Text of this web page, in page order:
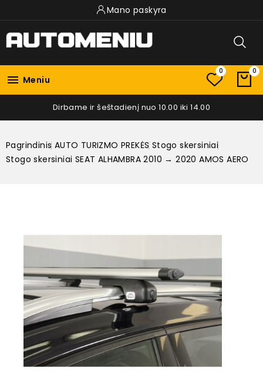
Mano paskyra
 Meniu
0 0
Dirbame ir šeštadienį nuo 10.00 iki 14.00
Pagrindinis AUTO TURIZMO PREKĖS Stogo skersiniai
Stogo skersiniai SEAT ALHAMBRA 2010 → 2020 AMOS AERO